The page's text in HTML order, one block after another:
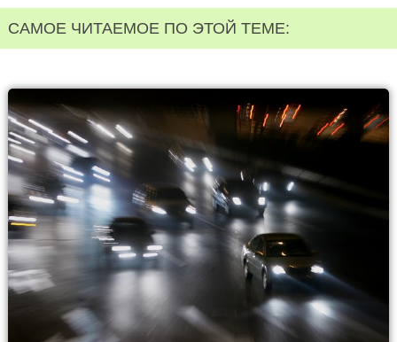
САМОЕ ЧИТАЕМОЕ ПО ЭТОЙ ТЕМЕ: